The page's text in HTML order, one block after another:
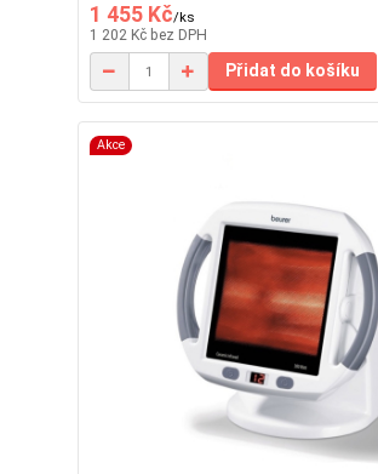
1 455 Kč/ks
1 202 Kč bez DPH
Přidat do košíku
Akce